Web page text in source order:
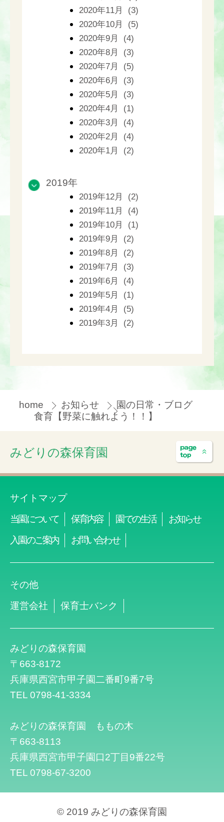
2020年11月 (3)
2020年10月 (5)
2020年9月 (4)
2020年8月 (3)
2020年7月 (5)
2020年6月 (3)
2020年5月 (3)
2020年4月 (1)
2020年3月 (4)
2020年2月 (4)
2020年1月 (2)
2019年
2019年12月 (2)
2019年11月 (4)
2019年10月 (1)
2019年9月 (2)
2019年8月 (2)
2019年7月 (3)
2019年6月 (4)
2019年5月 (1)
2019年4月 (5)
2019年3月 (2)
home お知らせ
園の日常・ブログ
食育【野菜に触れよう！！】
みどりの森保育園
サイトマップ
当園について 保育内容 園での生活 お知らせ
入園のご案内 お問い合わせ
みどりの森保育園
〒663-8172
兵庫県西宮市甲子園二番町9番7号
TEL 0798-41-3334
みどりの森保育園 ももの木
〒663-8113
兵庫県西宮市甲子園口2丁目9番22号
TEL 0798-67-3200
その他
運営会社 保育士バンク
© 2019 みどりの森保育園